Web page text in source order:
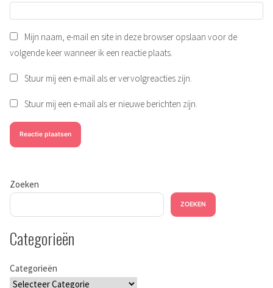
Mijn naam, e-mail en site in deze browser opslaan voor de
volgende keer wanneer ik een reactie plaats.
Stuur mij een e-mail als er vervolgreacties zijn.
Stuur mij een e-mail als er nieuwe berichten zijn.
Zoeken
ZOEKEN
Categorieën
Categorieën